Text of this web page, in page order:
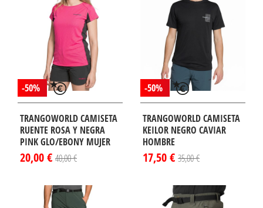
-50%
TRANGOWORLD CAMISETA
RUENTE ROSA Y NEGRA
PINK GLO/EBONY MUJER
20,00 € 40,00 €
-50%
TRANGOWORLD CAMISETA
KEILOR NEGRO CAVIAR
HOMBRE
17,50 € 35,00 €